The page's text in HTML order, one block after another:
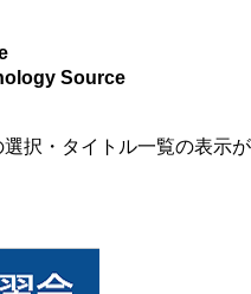
Source
択・タイトル一覧の表示が